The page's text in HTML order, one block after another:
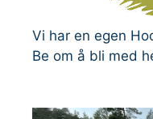
Vi har en egen
Be om å bli med